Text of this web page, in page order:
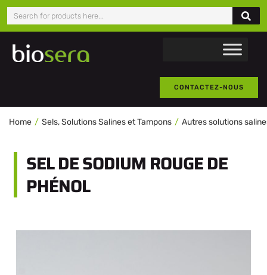
CONTACTEZ-NOUS
Home Sels, Solutions Salines et Tampons Autres solutions
SEL DE SODIUM ROUGE DE
PHÉNOL